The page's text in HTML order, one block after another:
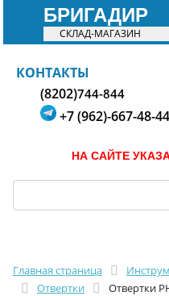
БРИГАДИР
СКЛАД-МАГАЗИН
КОНТАКТЫ
(8202)744-844
+7 (962)-667-48-44
НА САЙТЕ
Главная страница
Отвертки
Отвертки